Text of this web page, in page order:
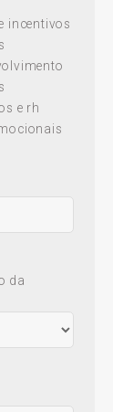
incentivos
e rh
da